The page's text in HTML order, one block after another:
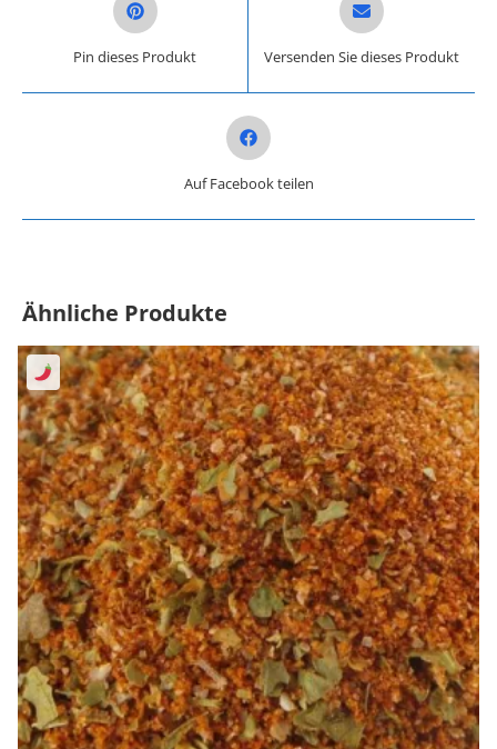
Pin dieses Produkt Versenden Sie dieses Produkt
Opens in a new window
Auf Facebook teilen
Ähnliche Produkte